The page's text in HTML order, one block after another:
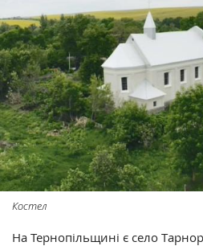
Костел
На Тернопільщині є село